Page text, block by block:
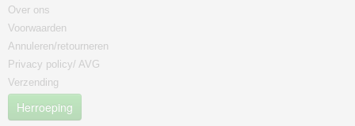
Over ons
Voorwaarden
Annuleren/retourneren
Privacy policy/ AVG
Verzending
Herroeping